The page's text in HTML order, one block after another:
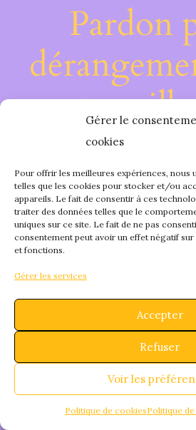
Gérer le
cookies
Pour offrir les meilleures expériences, nous
telles que les cookies pour stocker et/ou
appareils. Le fait de consentir à ces
traiter des données telles que le
uniques sur ce site. Le fait de ne pas
consentement peut avoir un effet négatif
et fonctions.
Gérer les services
Accepter
Refuser
Voir les
Politique de cookiesPolitique
Pardon
quelque
fantastique